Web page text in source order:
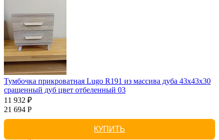
Тумбочка прикроватная Lugo R191 из массива дуба 43х43х30
сращенный дуб цвет отбеленный 03
11 932 ₽
21 694 Р
КУПИТЬ